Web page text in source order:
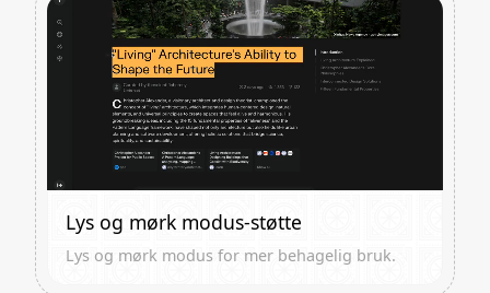
Lys og mørk modus-støtte
Lys og mørk modus for mer behagelig bruk.